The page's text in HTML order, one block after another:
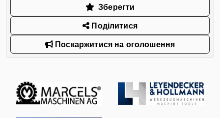
Зберегти
Поділитися
Поскаржитися на оголошення